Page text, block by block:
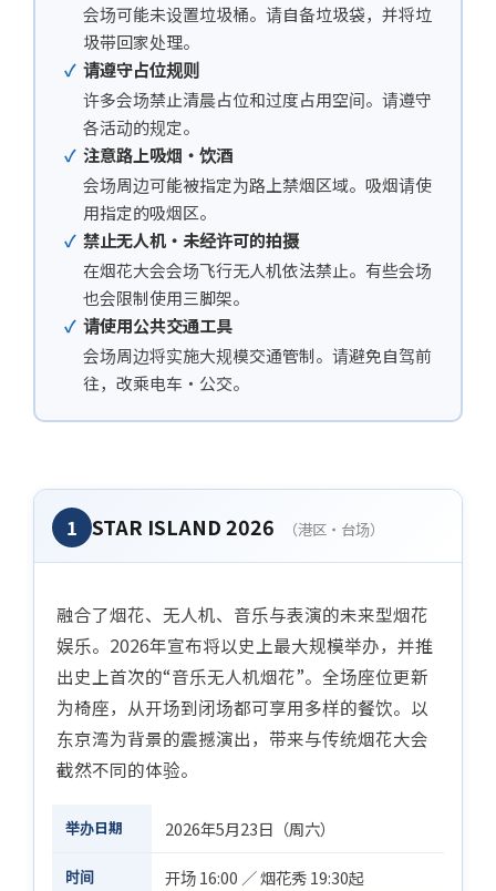
会场可能未设置垃圾桶。请自备垃圾袋，并将垃
圾带回家处理。
请遵守占位规则
许多会场禁止清晨占位和过度占用空间。请遵守
各活动的规定。
注意路上吸烟・饮酒
会场周边可能被指定为路上禁烟区域。吸烟请使
用指定的吸烟区。
禁止无人机・未经许可的拍摄
在烟花大会会场飞行无人机依法禁止。有些会场
也会限制使用三脚架。
请使用公共交通工具
会场周边将实施大规模交通管制。请避免自驾前
往，改乘电车・公交。
1 STAR ISLAND 2026 （港区・台场）
融合了烟花、无人机、音乐与表演的未来型烟花
娱乐。2026年宣布将以史上最大规模举办，并推
出史上首次的“音乐无人机烟花”。全场座位更新
为椅座，从开场到闭场都可享用多样的餐饮。以
东京湾为背景的震撼演出，带来与传统烟花大会
截然不同的体验。
举办日期 2026年5月23日（周六）
时间 开场 16:00 ／ 烟花秀 19:30起